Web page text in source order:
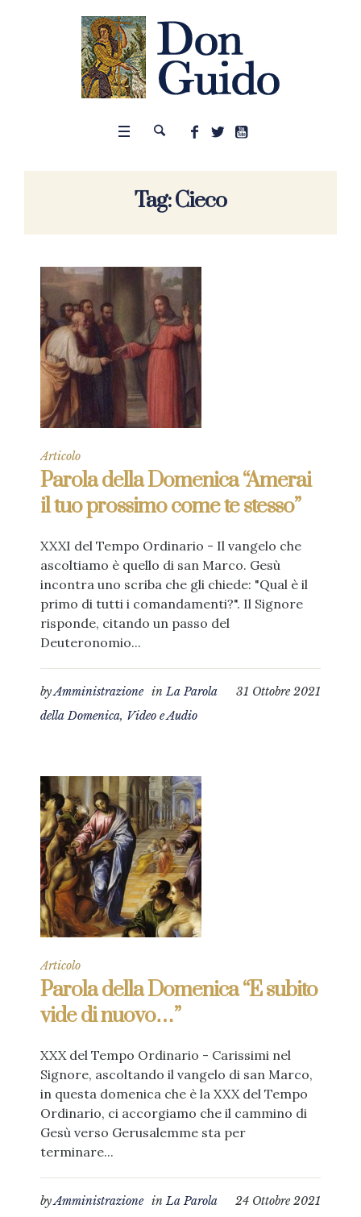
Tag:Cieco
Articolo
Parola della Domenica “Amerai
il tuo prossimo come te stesso”
XXXI del Tempo Ordinario - Il vangelo che
ascoltiamo è quello di san Marco. Gesù
incontra uno scriba che gli chiede: "Qual è il
primo di tutti i comandamenti?". Il Signore
risponde, citando un passo del
Deuteronomio...
31 Ottobre 2021
byAmministrazione inLa Parola
della Domenica, Video e Audio
Articolo
Parola della Domenica “E subito
vide di nuovo…”
XXX del Tempo Ordinario - Carissimi nel
Signore, ascoltando il vangelo di san Marco,
in questa domenica che è la XXX del Tempo
Ordinario, ci accorgiamo che il cammino di
Gesù verso Gerusalemme sta per
terminare...
24 Ottobre 2021
byAmministrazione inLa Parola